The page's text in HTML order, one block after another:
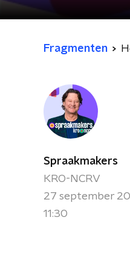
Fragmenten
Spraakmakers
KRO-NCRV
27 september
11:30